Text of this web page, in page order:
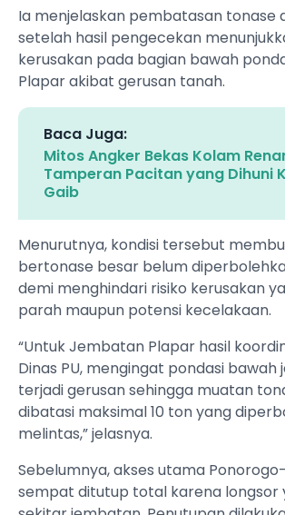
Ia menjelaskan pembatasan tonase
setelah hasil pengecekan
kerusakan pada bagian bawah
Plapar akibat gerusan tanah.
Baca Juga:
Mitos Angker Bekas Kolam
Tamperan Pacitan yang Dihuni
Gaib
Menurutnya, kondisi tersebut
bertonase besar belum
demi menghindari risiko kerusakan
parah maupun potensi kecelakaan.
“Untuk Jembatan Plapar hasil
Dinas PU, mengingat pondasi
terjadi gerusan sehingga muatan
dibatasi maksimal 10 ton yang
melintas,” jelasnya.
Sebelumnya, akses utama
sempat ditutup total karena longsor